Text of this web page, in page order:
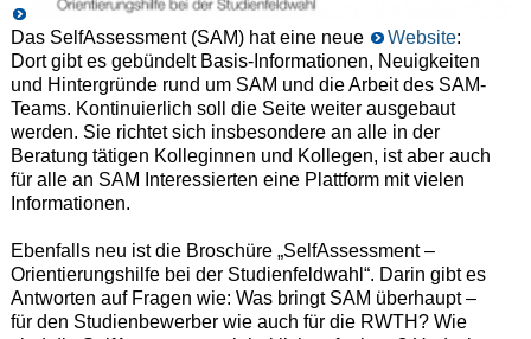
Das SelfAssessment (SAM) hat eine neue Website:
Dort gibt es gebündelt Basis-Informationen, Neuigkeiten
und Hintergründe rund um SAM und die Arbeit des SAM-
Teams. Kontinuierlich soll die Seite weiter ausgebaut
werden. Sie richtet sich insbesondere an alle in der
Beratung tätigen Kolleginnen und Kollegen, ist aber auch
für alle an SAM Interessierten eine Plattform mit vielen
Informationen.
Ebenfalls neu ist die Broschüre „SelfAssessment –
Orientierungshilfe bei der Studienfeldwahl“. Darin gibt es
Antworten auf Fragen wie: Was bringt SAM überhaupt –
für den Studienbewerber wie auch für die RWTH? Wie